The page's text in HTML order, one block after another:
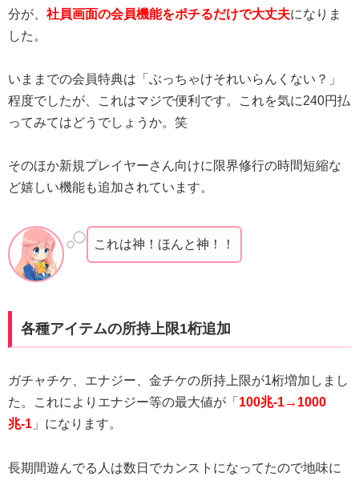
分が、 社員画面の会員機能をポチるだけで大丈夫になりま
した。
いままでの会員特典は「ぶっちゃけそれいらんくない？」
程度でしたが、これはマジで便利です。これを気に240円払
ってみてはどうでしょうか。笑
そのほか新規プレイヤーさん向けに限界修行の時間短縮な
ど嬉しい機能も追加されています。
これは神！ほんと神！！
各種アイテムの所持上限1桁追加
ガチャチケ、エナジー、金チケの所持上限が1桁増加しまし
た。これによりエナジー等の最大値が「 100兆-1→1000
兆-1 」になります。
長期間遊んでる人は数日でカンストになってたので地味に